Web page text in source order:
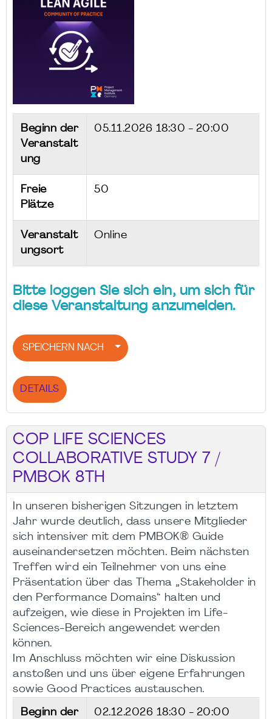
Beginn der
Veranstalt
ung
05.11.2026 18:30 - 20:00
Freie
Plätze
50
Veranstalt
ungsort
Online
Bitte loggen Sie sich ein, um sich für
diese Veranstaltung anzumelden.
SPEICHERN NACH
DETAILS
COP LIFE SCIENCES
COLLABORATIVE STUDY 7 /
PMBOK 8TH
In unseren bisherigen Sitzungen in letztem
Jahr wurde deutlich, dass unsere Mitglieder
sich intensiver mit dem PMBOK® Guide
auseinandersetzen möchten. Beim nächsten
Treffen wird ein Teilnehmer von uns eine
Präsentation über das Thema „Stakeholder in
den Performance Domains“ halten und
aufzeigen, wie diese in Projekten im Life-
Sciences-Bereich angewendet werden
können.
Im Anschluss möchten wir eine Diskussion
anstoßen und uns über eigene Erfahrungen
sowie Good Practices austauschen.
Beginn der
02.12.2026 18:30 - 20:00